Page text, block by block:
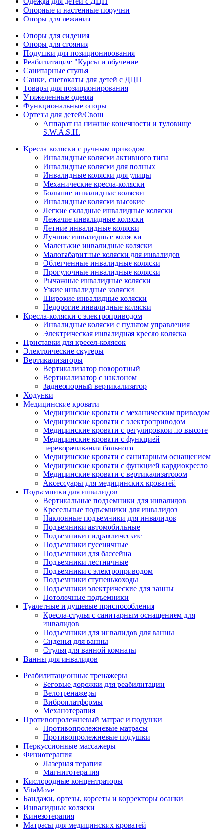
Опорные и настенные поручни
Опоры для лежания
Опоры для сидения
Опоры для стояния
Подушки для позиционирования
Реабилитация: "Курсы и обучение
Санитарные стулья
Санки, снегокаты для детей с ДЦП
Товары для позиционирования
Утяжеленные одеяла
Функциональные опоры
Ортезы для детей/Свош
Аппарат на нижние конечности и туловище
S.W.A.S.H.
Кресла-коляски с ручным приводом
Инвалидные коляски активного типа
Инвалидные коляски для полных
Инвалидные коляски для улицы
Механические кресла-коляски
Большие инвалидные коляски
Инвалидные коляски высокие
Легкие складные инвалидные коляски
Лежачие инвалидные коляски
Летние инвалидные коляски
Лучшие инвалидные коляски
Маленькие инвалидные коляски
Малогабаритные коляски для инвалидов
Облегченные инвалидные коляски
Прогулочные инвалидные коляски
Рычажные инвалидные коляски
Узкие инвалидные коляски
Широкие инвалидные коляски
Недорогие инвалидные коляски
Кресла-коляски с электроприводом
Инвалидные коляски с пультом управления
Электрическая инвалидная кресло коляска
Приставки для кресел-колясок
Электрические скутеры
Вертикализаторы
Вертикализатор поворотный
Вертикализатор с наклоном
Заднеопорный вертикализатор
Ходунки
Медицинские кровати
Медицинские кровати с механическим приводом
Медицинские кровати с электроприводом
Медицинские кровати с регулировкой по высоте
Медицинские кровати с функцией
переворачивания больного
Медицинские кровати с санитарным оснащением
Медицинские кровати с функцией кардиокресло
Медицинские кровати с вертикализатором
Аксессуары для медицинских кроватей
Подъемники для инвалидов
Вертикальные подъемники для инвалидов
Кресельные подъемники для инвалидов
Наклонные подъемники для инвалидов
Подъемники автомобильные
Подъемники гидравлические
Подъемники гусеничные
Подъемники для бассейна
Подъемники лестничные
Подъемники с электроприводом
Подъемники ступенькоходы
Подъемники электрические для ванны
Потолочные подъемники
Туалетные и душевые приспособления
Кресла-стулья с санитарным оснащением для
инвалидов
Подъемники для инвалидов для ванны
Сиденья для ванны
Стулья для ванной комнаты
Ванны для инвалидов
Реабилитационные тренажеры
Беговые дорожки для реабилитации
Велотренажеры
Виброплатформы
Механотерапия
Противопролежневый матрас и подушки
Противопролежневые матрасы
Противопролежневые подушки
Перкуссионные массажеры
Физиотерапия
Лазерная терапия
Магнитотерапия
Кислородные концентраторы
VitaMove
Бандажи, ортезы, корсеты и корректоры осанки
Инвалидные коляски
Кинезотерапия
Матрасы для медицинских кроватей